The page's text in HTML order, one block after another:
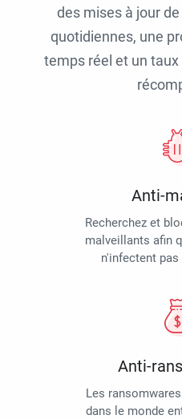
des mises à jour
quotidiennes, une
temps réel et un
Anti-
Recherchez et
malveillants afin
n'infectent
Anti-
Les
dans le monde